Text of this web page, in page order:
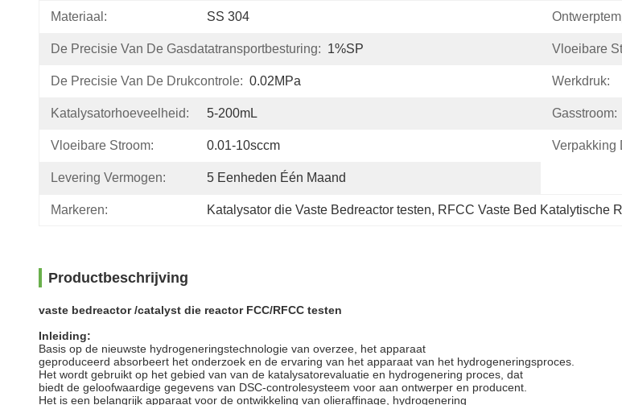
Materiaal: SS 304
De Precisie Van De Gasdatatransportbesturing: 1%SP Vloeibare
De Precisie Van De Drukcontrole: 0.02MPa Werkdruk:
Katalysatorhoeveelheid: 5-200mL Gasstroom:
Vloeibare Stroom: 0.01-10sccm Verpakking
Levering Vermogen: 5 Eenheden Één Maand
Markeren: Katalysator die Vaste Bedreactor testen, RFCC Vaste Bed Katalytische
Productbeschrijving
vaste bedreactor /catalyst die reactor FCC/RFCC testen
Inleiding:
Basis op de nieuwste hydrogeneringstechnologie van overzee, het apparaat
geproduceerd absorbeert het onderzoek en de ervaring van het apparaat van het hydrogeneringsproces.
Het wordt gebruikt op het gebied van van de katalysatorevaluatie en hydrogenering proces, dat
biedt de geloofwaardige gegevens van DSC-controlesysteem voor aan ontwerper en producent.
Het is een belangrijk apparaat voor de ontwikkeling van olieraffinage, hydrogenering